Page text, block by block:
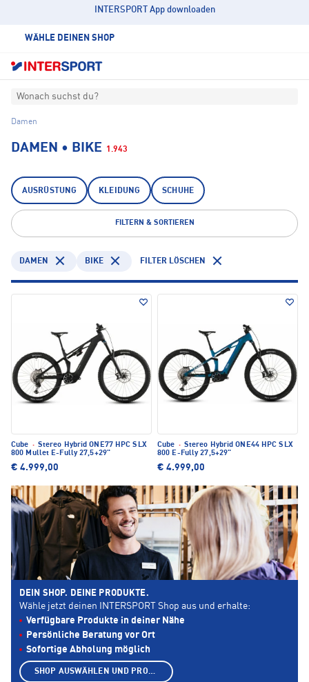
INTERSPORT App downloaden
WÄHLE DEINEN SHOP
Wonach suchst du?
Damen
DAMEN • BIKE 1.943
AUSRÜSTUNG KLEIDUNG SCHUHE
FILTERN & SORTIEREN
DAMEN BIKE FILTER LÖSCHEN
Cube · Stereo Hybrid ONE77 HPC SLX
800 Mullet E-Fully 27,5+29"
€ 4.999,00
Cube · Stereo Hybrid ONE44 HPC SLX
800 E-Fully 27,5+29"
€ 4.999,00
DEIN SHOP. DEINE PRODUKTE.
Wähle jetzt deinen INTERSPORT Shop aus und erhalte:
Verfügbare Produkte in deiner Nähe
Persönliche Beratung vor Ort
Sofortige Abholung möglich
SHOP AUSWÄHLEN UND PRODUKTE ANZEIGEN